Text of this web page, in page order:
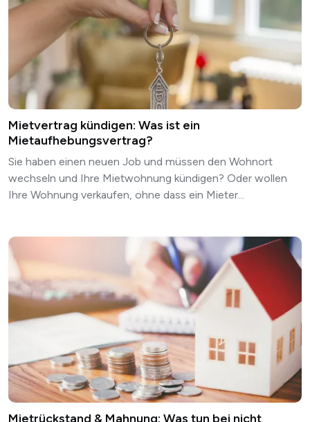
Mietvertrag kündigen: Was ist ein
Mietaufhebungsvertrag?
Sie haben einen neuen Job und müssen den Wohnort
wechseln und Ihre Mietwohnung kündigen? Oder wollen
Ihre Wohnung verkaufen, ohne dass ein Mieter...
Mietrückstand & Mahnung: Was tun bei nicht